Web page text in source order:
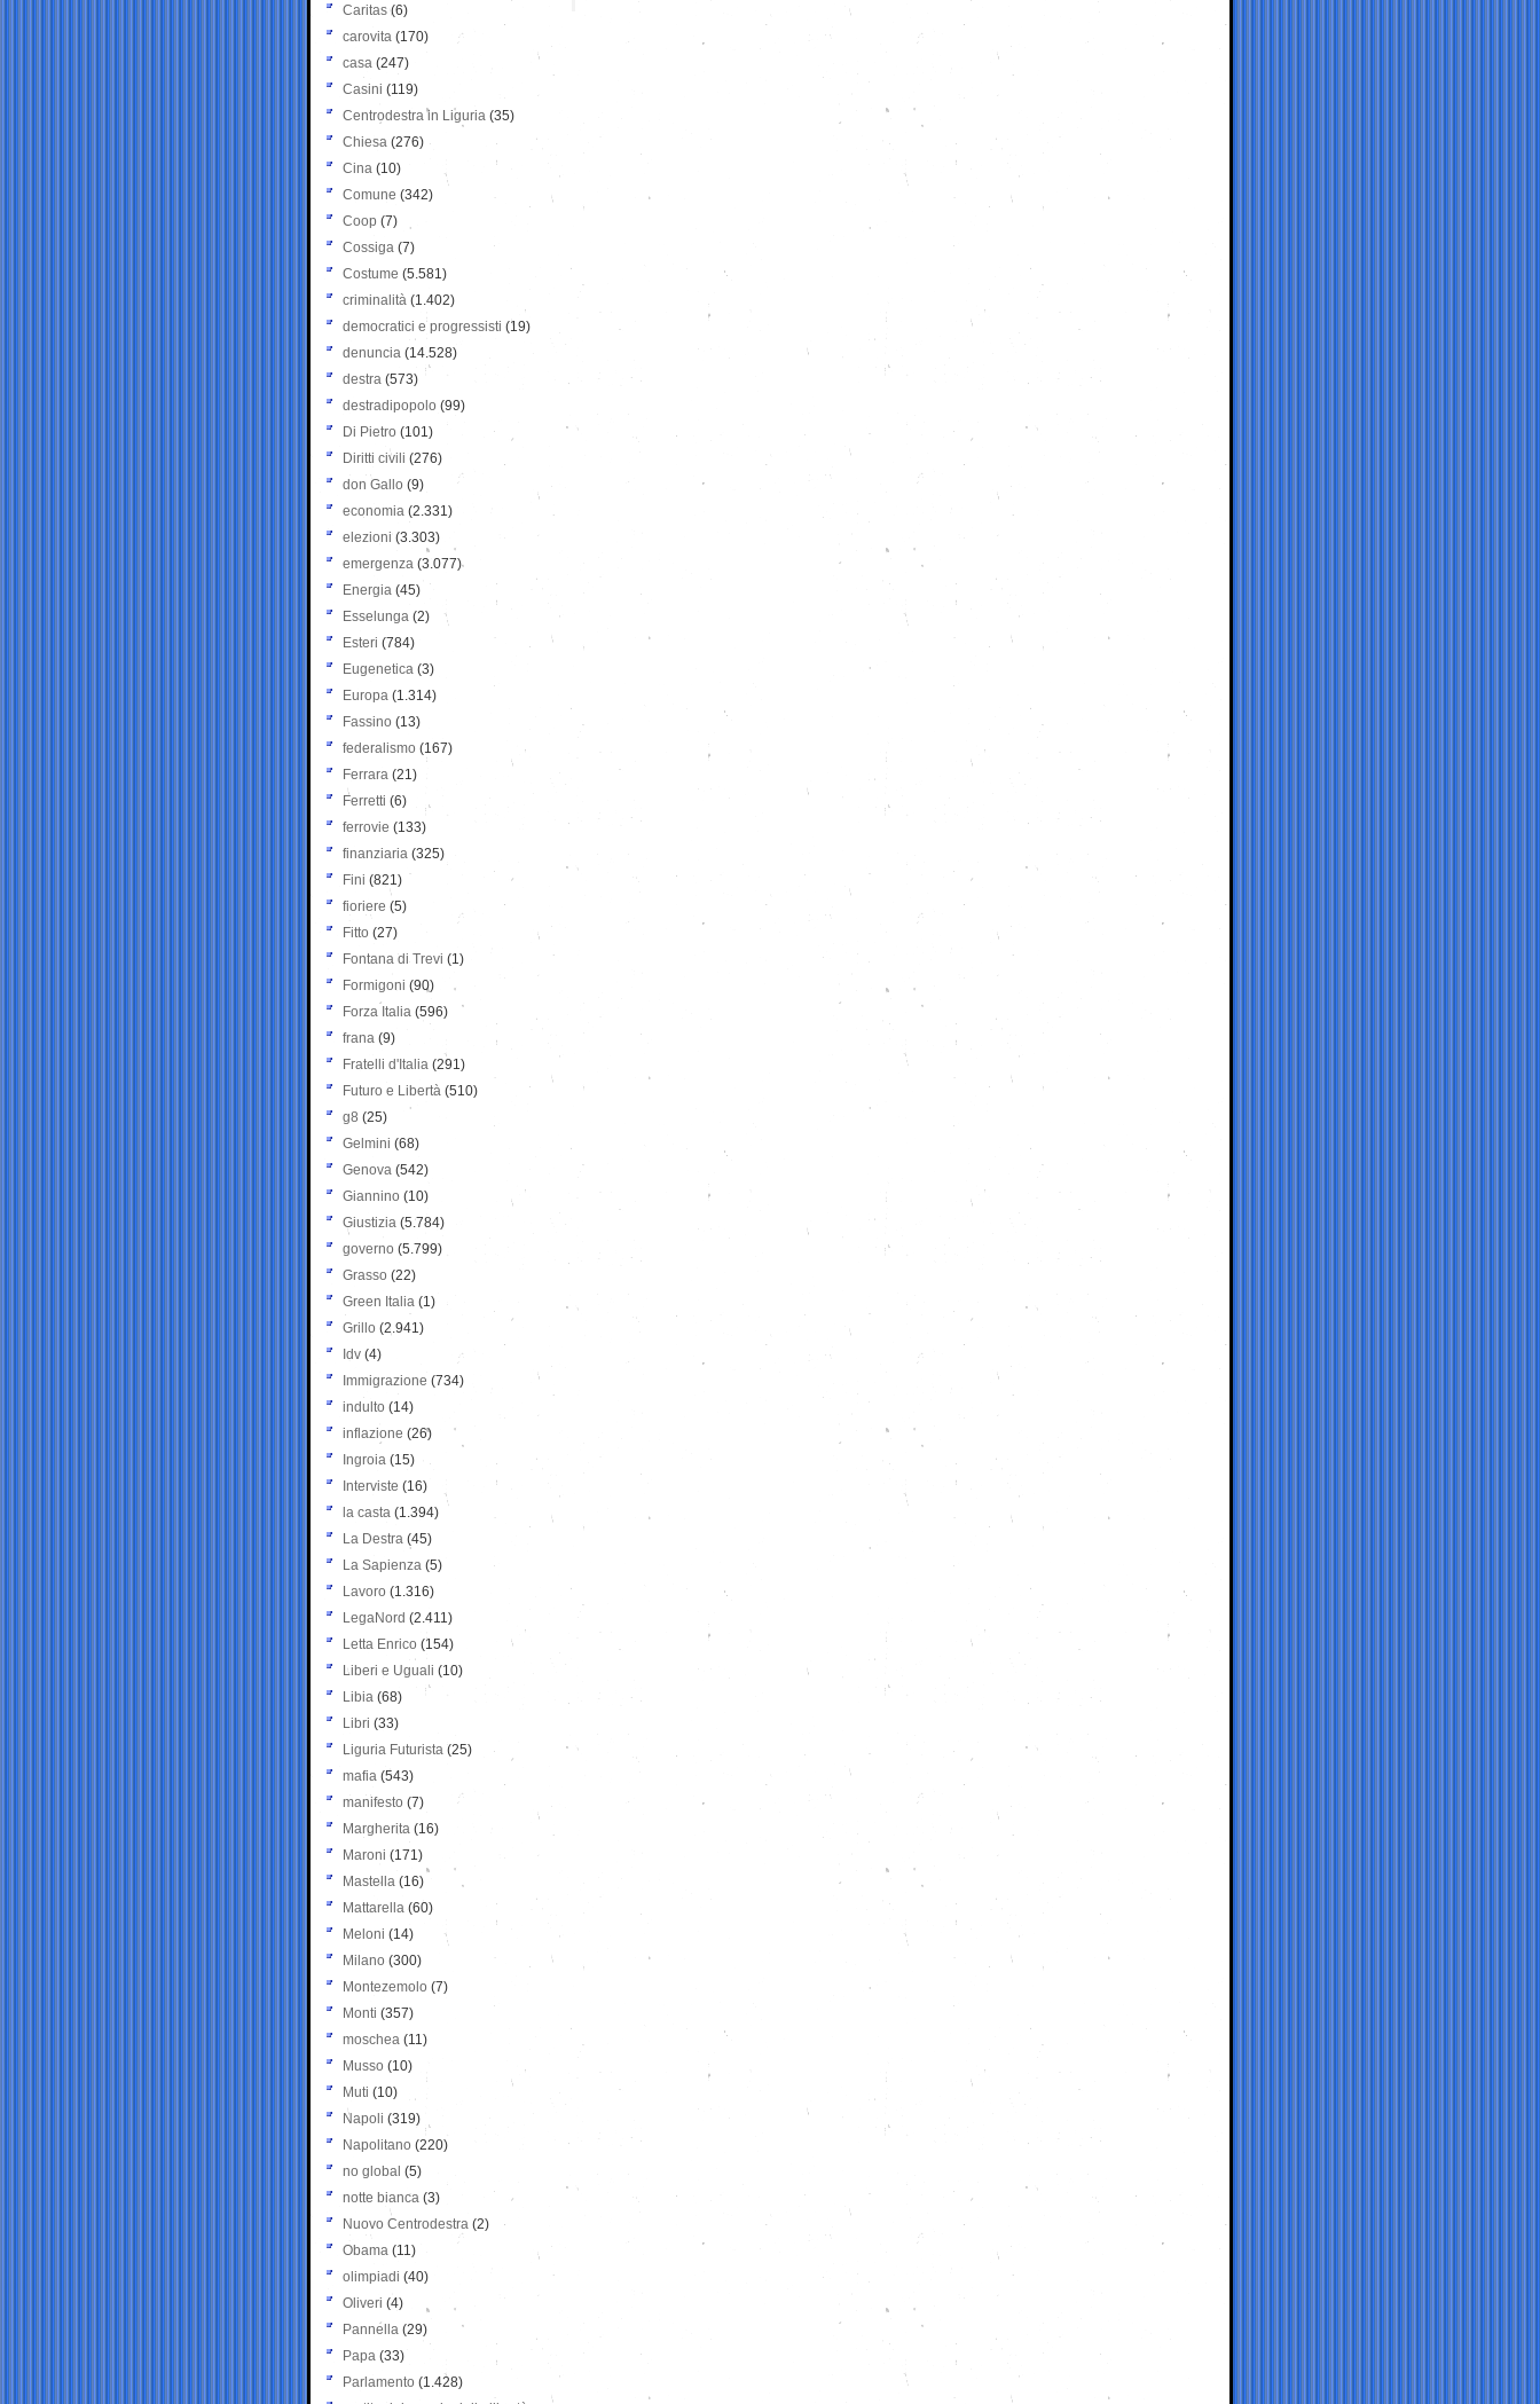
Caritas (6)
carovita (170)
casa (247)
Casini (119)
Centrodestra in Liguria (35)
Chiesa (276)
Cina (10)
Comune (342)
Coop (7)
Cossiga (7)
Costume (5.581)
criminalità (1.402)
democratici e progressisti (19)
denuncia (14.528)
destra (573)
destradipopolo (99)
Di Pietro (101)
Diritti civili (276)
don Gallo (9)
economia (2.331)
elezioni (3.303)
emergenza (3.077)
Energia (45)
Esselunga (2)
Esteri (784)
Eugenetica (3)
Europa (1.314)
Fassino (13)
federalismo (167)
Ferrara (21)
Ferretti (6)
ferrovie (133)
finanziaria (325)
Fini (821)
fioriere (5)
Fitto (27)
Fontana di Trevi (1)
Formigoni (90)
Forza Italia (596)
frana (9)
Fratelli d'Italia (291)
Futuro e Libertà (510)
g8 (25)
Gelmini (68)
Genova (542)
Giannino (10)
Giustizia (5.784)
governo (5.799)
Grasso (22)
Green Italia (1)
Grillo (2.941)
Idv (4)
Immigrazione (734)
indulto (14)
inflazione (26)
Ingroia (15)
Interviste (16)
la casta (1.394)
La Destra (45)
La Sapienza (5)
Lavoro (1.316)
LegaNord (2.411)
Letta Enrico (154)
Liberi e Uguali (10)
Libia (68)
Libri (33)
Liguria Futurista (25)
mafia (543)
manifesto (7)
Margherita (16)
Maroni (171)
Mastella (16)
Mattarella (60)
Meloni (14)
Milano (300)
Montezemolo (7)
Monti (357)
moschea (11)
Musso (10)
Muti (10)
Napoli (319)
Napolitano (220)
no global (5)
notte bianca (3)
Nuovo Centrodestra (2)
Obama (11)
olimpiadi (40)
Oliveri (4)
Pannella (29)
Papa (33)
Parlamento (1.428)